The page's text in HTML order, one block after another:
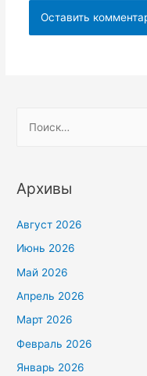
Архивы
Август 2026
Июнь 2026
Май 2026
Апрель 2026
Март 2026
Февраль 2026
Январь 2026